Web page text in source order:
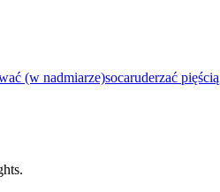
(w nadmiarze)socaruderzać